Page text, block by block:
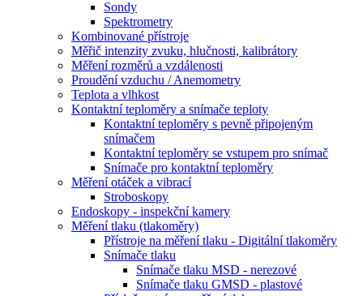
Sondy
Spektrometry
Kombinované přístroje
Měřič intenzity zvuku, hlučnosti, kalibrátory
Měření rozměrů a vzdálenosti
Proudění vzduchu / Anemometry
Teplota a vlhkost
Kontaktní teploměry a snímače teploty
Kontaktní teploměry s pevně připojeným
snímačem
Kontaktní teploměry se vstupem pro snímač
Snímače pro kontaktní teploměry
Měření otáček a vibrací
Stroboskopy
Endoskopy - inspekční kamery
Měření tlaku (tlakoměry)
Přístroje na měření tlaku - Digitální tlakoměry
Snímače tlaku
Snímače tlaku MSD - nerezové
Snímače tlaku GMSD - plastové